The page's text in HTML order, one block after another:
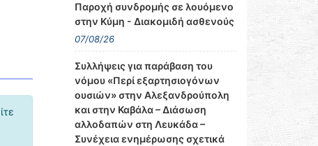
Παροχή συνδρομής σε λουόμενο
στην Κύμη - Διακομιδή ασθενούς
07/08/26
Συλλήψεις για παράβαση του
νόμου «Περί εξαρτησιογόνων
ουσιών» στην Αλεξανδρούπολη
και στην Καβάλα – Διάσωση
αλλοδαπών στη Λευκάδα –
Συνέχεια ενημέρωσης σχετικά